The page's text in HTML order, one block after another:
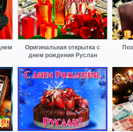
Оригинальная открытка с
днем рождения Руслан